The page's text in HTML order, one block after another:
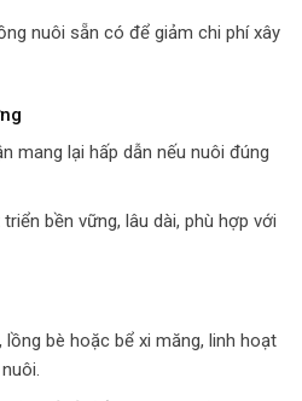
nuôi sẵn có để giảm chi phí xây
mang lại hấp dẫn nếu nuôi đúng
bền vững, lâu dài, phù hợp với
bè hoặc bể xi măng, linh hoạt